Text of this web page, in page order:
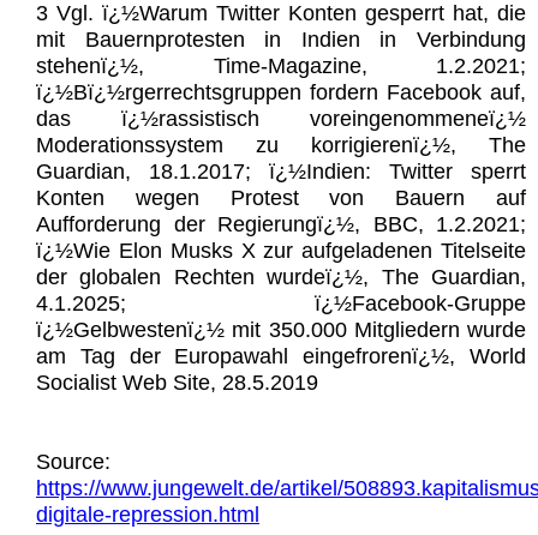
3 Vgl. ï¿½Warum Twitter Konten gesperrt hat, die
mit Bauernprotesten in Indien in Verbindung
stehenï¿½, Time-Magazine, 1.2.2021;
ï¿½Bï¿½rgerrechtsgruppen fordern Facebook auf,
das ï¿½rassistisch voreingenommeneï¿½
Moderationssystem zu korrigierenï¿½, The
Guardian, 18.1.2017; ï¿½Indien: Twitter sperrt
Konten wegen Protest von Bauern auf
Aufforderung der Regierungï¿½, BBC, 1.2.2021;
ï¿½Wie Elon Musks X zur aufgeladenen Titelseite
der globalen Rechten wurdeï¿½, The Guardian,
4.1.2025; ï¿½Facebook-Gruppe
ï¿½Gelbwestenï¿½ mit 350.000 Mitgliedern wurde
am Tag der Europawahl eingefrorenï¿½, World
Socialist Web Site, 28.5.2019
Source:
https://www.jungewelt.de/artikel/
digitale-repression.html